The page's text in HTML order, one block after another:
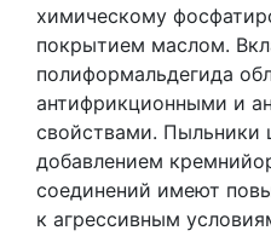
химическому
покрытием маслом.
полиформальдегида
антифрикционными и
свойствами. Пыльники
добавлением
соединений имеют
к агрессивным